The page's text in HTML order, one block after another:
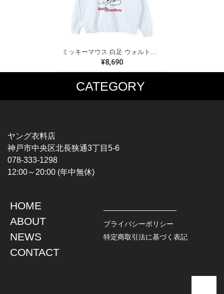
ミッキーマウス 白足 ウォルトディズニーオフィシャル スウェット ホワイト WALT DISNEY WORLD ウォルトディズニーオフィシャル サイズXL相当 古着 CF0995
¥8,690
CATEGORY
MUSIC TEE
HARDCORE / PUNK
PROGLESSIVE ROCK
POPS
SOUL / R&B
T-SHIRTS
CHAMPION
TOPS
L / S SHIRT
S / S SHIRT
HAWAIIAN SHIRT
JACKET
DENIM
LEATHER
ヤング衣料店
神戸市中央区北長狭通3丁目5-6
078-333-1298
12:00～20:00 (年中無休)
HOME
ABOUT
NEWS
CONTACT
プライバシーポリシー
特定商取引法に基づく表記